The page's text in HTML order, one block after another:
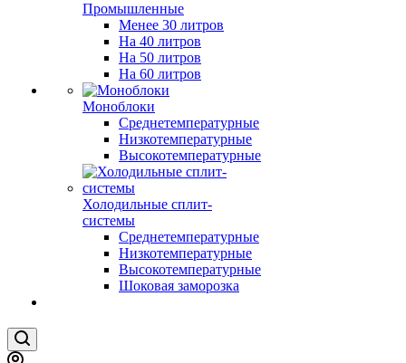
Промышленные
Менее 30 литров
На 40 литров
На 50 литров
На 60 литров
Моноблоки
Среднетемпературные
Низкотемпературные
Высокотемпературные
Холодильные сплит-
системы
Среднетемпературные
Низкотемпературные
Высокотемпературные
Шоковая заморозка